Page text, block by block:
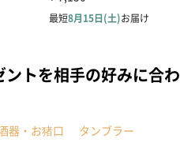
トを相手の好みに合わ
器・お猪口
タンブラー